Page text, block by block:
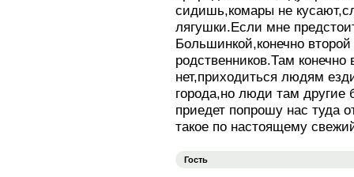
сидишь,комары не
лягушки.Если мне
Большинкой,конечно
родственников.Там
нет,приходиться людям
города,но люди там
приедет попрошу нас туда
такое по настоящему
Гость